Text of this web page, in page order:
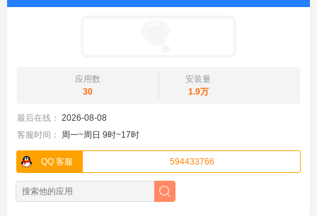
应用数
30
安装量
1.9万
最后在线： 2026-08-08
客服时间：
周一~周日 9时~17时
QQ 客服 594433766